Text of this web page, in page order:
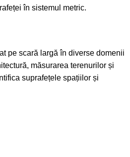
în sistemul metric.
pe scară largă în diverse domenii
măsurarea terenurilor și
suprafețele spațiilor și